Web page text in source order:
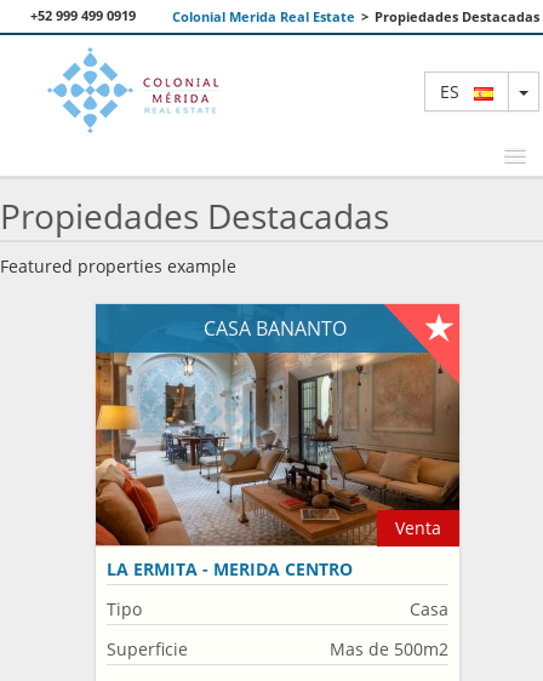
+52 999 499 0919 Colonial Merida Real Estate > Propiedades Destacadas
ES
PROPIEDADES DESTACADAS
BUSCAR
NOSOTROS
CONTACTANOS
Propiedades Destacadas
Featured properties example
CASA BANANTO
Venta
LA ERMITA - MERIDA CENTRO
Tipo
Casa
Superficie
Mas de 500m2